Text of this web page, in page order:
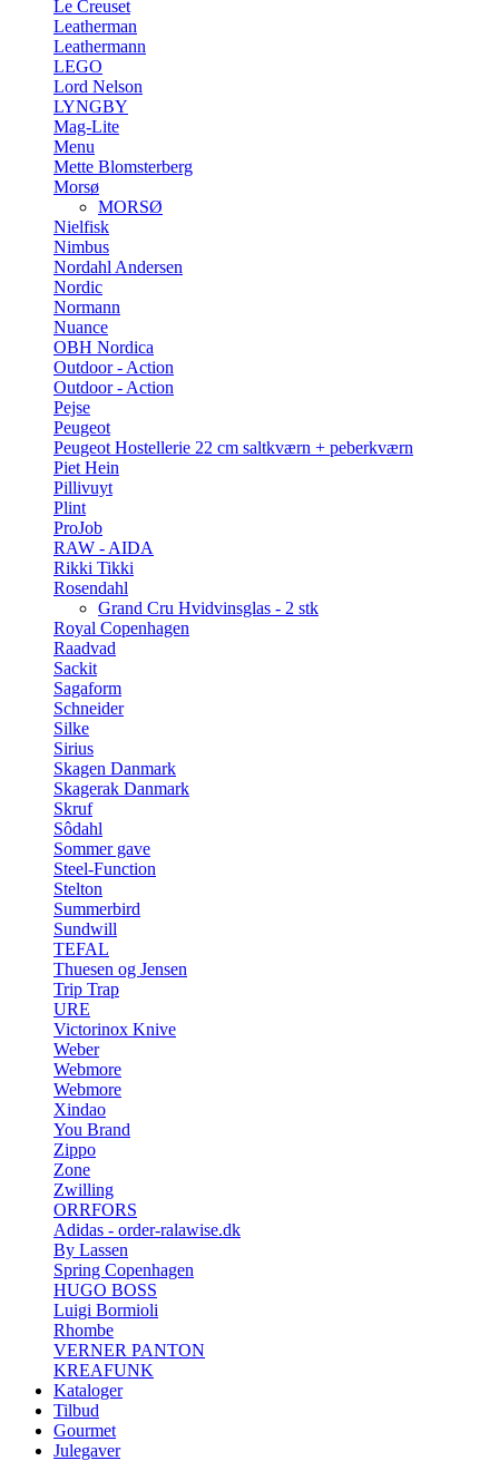
Le Creuset
Leatherman
Leathermann
LEGO
Lord Nelson
LYNGBY
Mag-Lite
Menu
Mette Blomsterberg
Morsø
MORSØ
Nielfisk
Nimbus
Nordahl Andersen
Nordic
Normann
Nuance
OBH Nordica
Outdoor - Action
Outdoor - Action
Pejse
Peugeot
Peugeot Hostellerie 22 cm saltkværn + peberkværn
Piet Hein
Pillivuyt
Plint
ProJob
RAW - AIDA
Rikki Tikki
Rosendahl
Grand Cru Hvidvinsglas - 2 stk
Royal Copenhagen
Raadvad
Sackit
Sagaform
Schneider
Silke
Sirius
Skagen Danmark
Skagerak Danmark
Skruf
Sôdahl
Sommer gave
Steel-Function
Stelton
Summerbird
Sundwill
TEFAL
Thuesen og Jensen
Trip Trap
URE
Victorinox Knive
Weber
Webmore
Webmore
Xindao
You Brand
Zippo
Zone
Zwilling
ORRFORS
Adidas - order-ralawise.dk
By Lassen
Spring Copenhagen
HUGO BOSS
Luigi Bormioli
Rhombe
VERNER PANTON
KREAFUNK
Kataloger
Tilbud
Gourmet
Julegaver